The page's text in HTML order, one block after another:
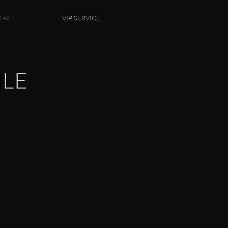
VIP SERVICE